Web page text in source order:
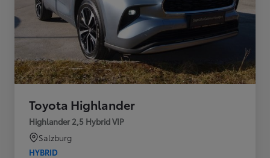
Toyota Highlander
Highlander 2,5 Hybrid VIP
Salzburg
HYBRID